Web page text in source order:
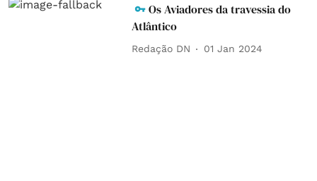
Os Aviadores da travessia do
Atlântico
Redação DN 01 Jan 2024